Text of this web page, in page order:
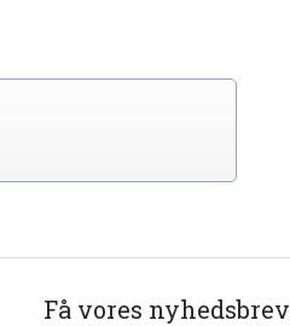
Få vores nyhedsbrev